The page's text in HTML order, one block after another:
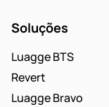
Soluções
Luagge BTS
Revert
Luagge Bravo